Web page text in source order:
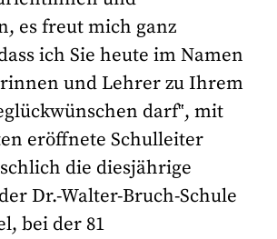
es freut mich ganz
ich Sie heute im Namen
und Lehrer zu Ihrem
darf‟, mit
eröffnete Schulleiter
die diesjährige
Dr.-Walter-Bruch-Schule
bei der 81